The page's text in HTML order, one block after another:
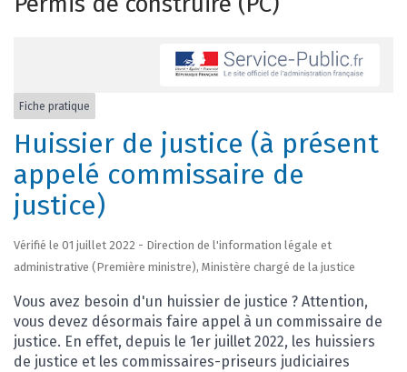
Fiche pratique
Huissier de justice (à présent
appelé commissaire de
justice)
Vérifié le 01 juillet 2022 - Direction de l'information légale et
administrative (Première ministre), Ministère chargé de la justice
Vous avez besoin d'un huissier de justice ? Attention,
vous devez désormais faire appel à un commissaire de
justice. En effet, depuis le 1 er juillet 2022, les huissiers
de justice et les commissaires-priseurs judiciaires